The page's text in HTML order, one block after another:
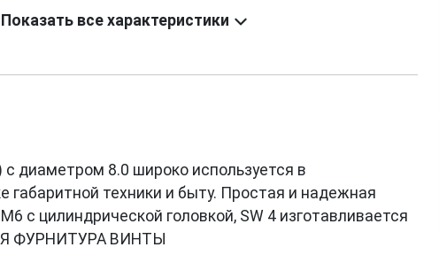
Показать все характеристики
диаметром 8.0 широко используется в
габаритной техники и быту. Простая и надежная
с цилиндрической головкой, SW 4 изготавливается
ФУРНИТУРА ВИНТЫ